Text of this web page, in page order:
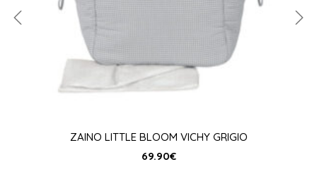
ZAINO LITTLE BLOOM VICHY GRIGIO
69.90€